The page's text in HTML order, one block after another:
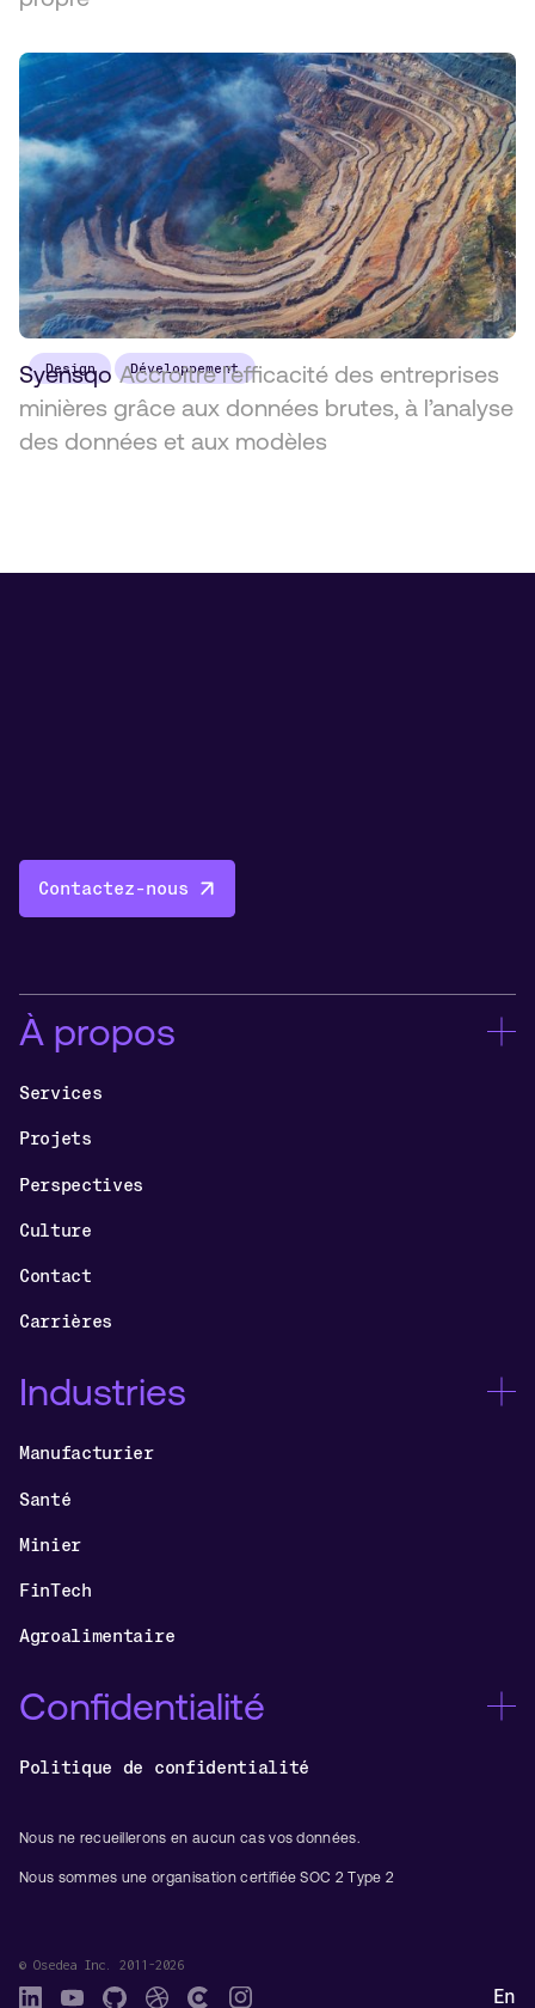
Design Développement
Syensqo Accroître l’efficacité des entreprises
minières grâce aux données brutes, à l’analyse
des données et aux modèles
Contactez-nous
À propos
Services
Projets
Perspectives
Culture
Contact
Carrières
Industries
Manufacturier
Santé
Minier
FinTech
Agroalimentaire
Confidentialité
Politique de confidentialité
Nous ne recueillerons en aucun cas vos données.
Nous sommes une organisation certifiée SOC 2 Type 2
© Osedea Inc. 2011-2026
En